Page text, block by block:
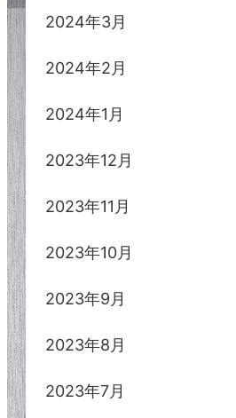
2024年3月
2024年2月
2024年1月
2023年12月
2023年11月
2023年10月
2023年9月
2023年8月
2023年7月